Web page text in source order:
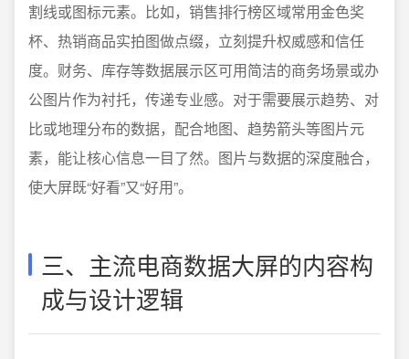
割线或图标元素。比如，销售排行榜区域常用金色奖
杯、热销商品实拍图做点缀，立刻提升权威感和信任
度。财务、库存等数据展示区可用简洁的商务场景或办
公图片作为衬托，传递专业感。对于需要展示趋势、对
比或地理分布的数据，配合地图、趋势箭头等图片元
素，能让核心信息一目了然。图片与数据的深度融合，
使大屏既“好看”又“好用”。
三、主流电商数据大屏的内容构
成与设计逻辑